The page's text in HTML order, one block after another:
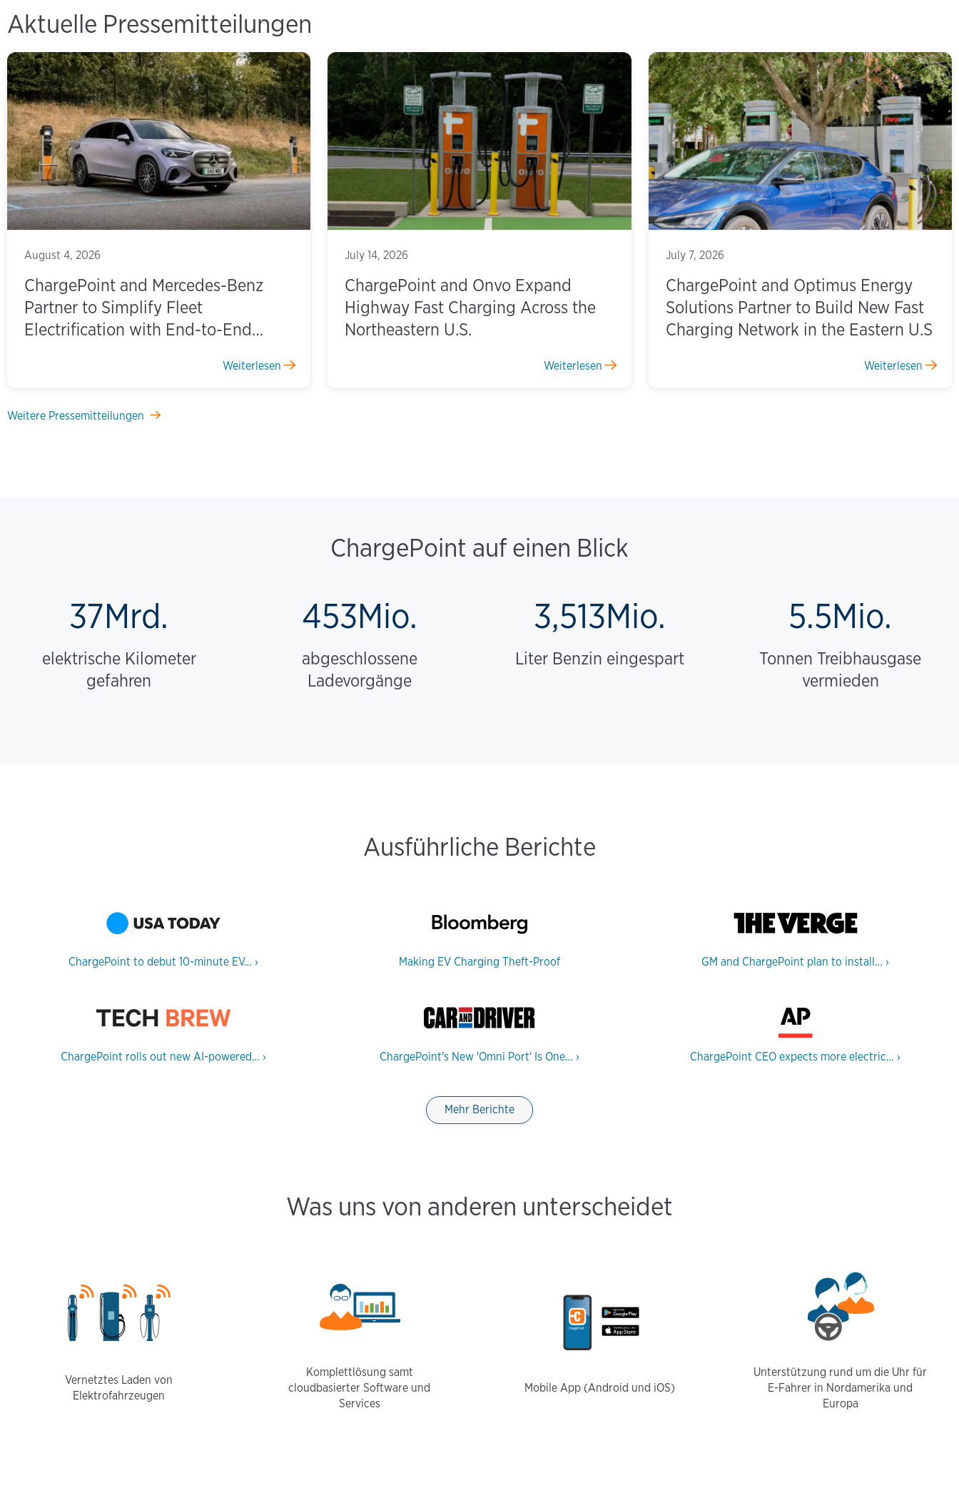
Aktuelle Pressemitteilungen
August 4, 2026
ChargePoint and Mercedes-Benz
Partner to Simplify Fleet
Electrification with End-to-End
Weiterlesen
July 14, 2026
ChargePoint and Onvo Expand
Highway Fast Charging Across the
Northeastern U.S.
Weiterlesen
July 7, 2026
ChargePoint and Optimus Energy
Solutions Partner to Build New Fast
Charging Network in the Eastern U.S
Weiterlesen
Weitere Pressemitteilungen
ChargePoint auf einen Blick
37Mrd.
elektrische Kilometer
gefahren
453Mio.
abgeschlossene
Ladevorgänge
3,513Mio.
Liter Benzin eingespart
5.5Mio.
Tonnen Treibhausgase
vermieden
Ausführliche Berichte
ChargePoint to debut 10-minute EV… › Making EV Charging Theft-Proof GM and ChargePoint plan to install… ›
ChargePoint rolls out new AI-powered… › ChargePoint's New 'Omni Port' Is One… › ChargePoint CEO expects more electric… ›
Mehr Berichte
Was uns von anderen unterscheidet
Vernetztes Laden von
Elektrofahrzeugen
Komplettlösung samt
cloudbasierter Software und
Services
Mobile App (Android und iOS)
Unterstützung rund um die Uhr für
E-Fahrer in Nordamerika und
Europa